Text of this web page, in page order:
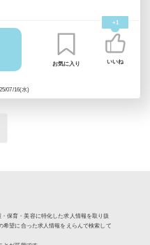
07/16(水)
お気に入り
+1
いいね
保育・美容に特化した求人情報を取り扱
希望に合った求人情報をえらんで検索して